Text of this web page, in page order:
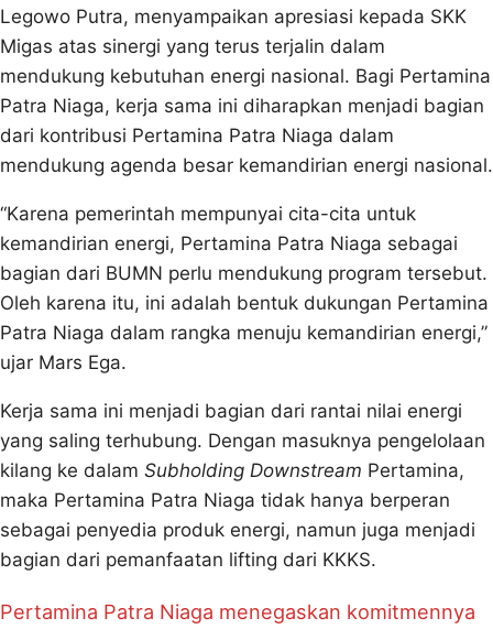
Legowo Putra, menyampaikan apresiasi kepada SKK
Migas atas sinergi yang terus terjalin dalam
mendukung kebutuhan energi nasional. Bagi Pertamina
Patra Niaga, kerja sama ini diharapkan menjadi bagian
dari kontribusi Pertamina Patra Niaga dalam
mendukung agenda besar kemandirian energi nasional.
“Karena pemerintah mempunyai cita-cita untuk
kemandirian energi, Pertamina Patra Niaga sebagai
bagian dari BUMN perlu mendukung program tersebut.
Oleh karena itu, ini adalah bentuk dukungan Pertamina
Patra Niaga dalam rangka menuju kemandirian energi,”
ujar Mars Ega.
Kerja sama ini menjadi bagian dari rantai nilai energi
yang saling terhubung. Dengan masuknya pengelolaan
kilang ke dalam Subholding Downstream Pertamina,
maka Pertamina Patra Niaga tidak hanya berperan
sebagai penyedia produk energi, namun juga menjadi
bagian dari pemanfaatan lifting dari KKKS.
Pertamina Patra Niaga menegaskan komitmennya